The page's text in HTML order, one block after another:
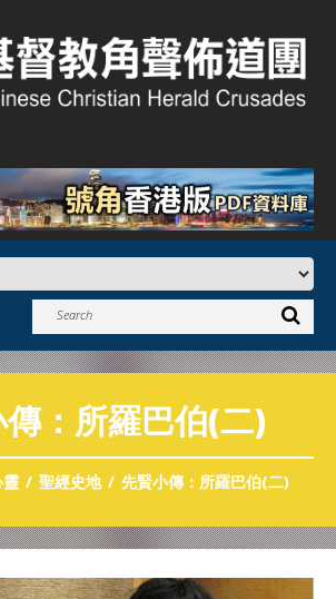
：所羅巴伯(二)
聖經史地 先賢小傳：所羅巴伯(二)